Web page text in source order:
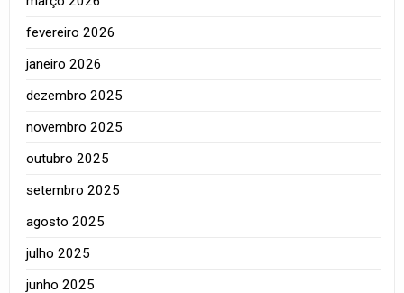
fevereiro 2026
janeiro 2026
dezembro 2025
novembro 2025
outubro 2025
setembro 2025
agosto 2025
julho 2025
junho 2025